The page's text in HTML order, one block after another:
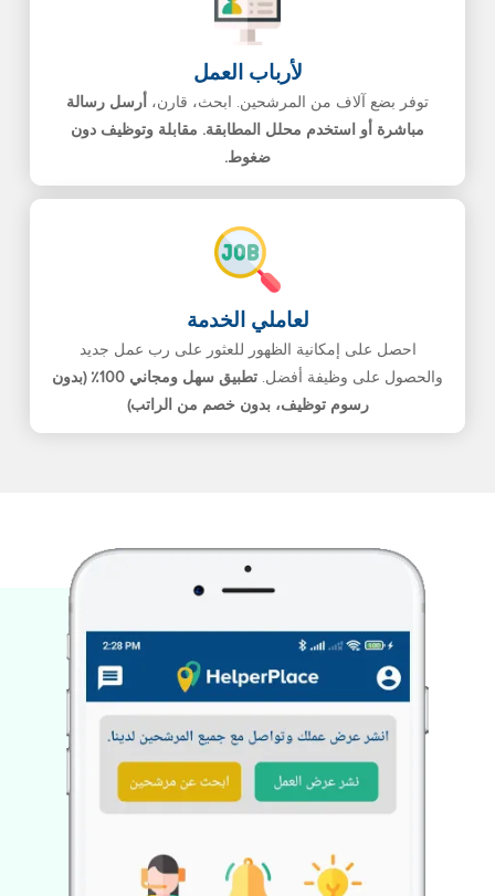
لأرباب العمل
توفر بضع آلاف من المرشحين. ابحث، قارن، أرسل رسالة
مباشرة أو استخدم محلل المطابقة. مقابلة وتوظيف دون
ضغوط.
لعاملي الخدمة
احصل على إمكانية الظهور للعثور على رب عمل جديد
والحصول على وظيفة أفضل.
تطبيق سهل ومجاني 100٪ (بدون
رسوم توظيف، بدون خصم من الراتب)